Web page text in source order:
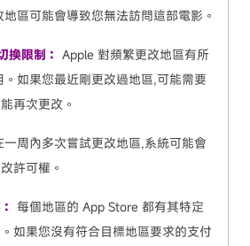
區可能會導致您無法訪問這部電影。
限制： Apple 對頻繁更改地區有所
。如果您最近剛更改過地區,可能需要
再次更改。
一周內多次嘗試更改地區,系統可能會
許可權。
每個地區的 App Store 都有其特定
如果您沒有符合目標地區要求的支付